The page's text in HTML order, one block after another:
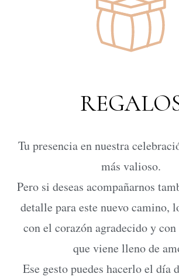
Tu presencia en nuestra
más valioso.
Pero si deseas acompañarnos
detalle para este nuevo camino,
con el corazón agradecido y
que viene lleno de
Ese gesto puedes hacerlo el día